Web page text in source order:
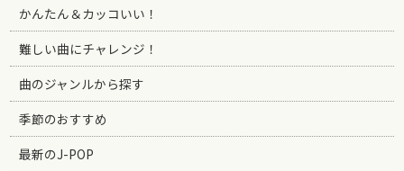
かんたん＆カッコいい！
難しい曲にチャレンジ！
曲のジャンルから探す
季節のおすすめ
最新のJ-POP